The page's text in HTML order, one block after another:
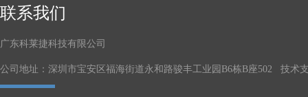
联系我们
广东科莱捷科技有限公司
公司地址：深圳市宝安区福海街道永和路骏丰工业园B6栋B座502 技术